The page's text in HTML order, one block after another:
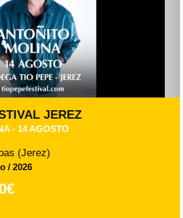
JEREZ
- 14 AGOSTO
(Jerez)
/ 2026